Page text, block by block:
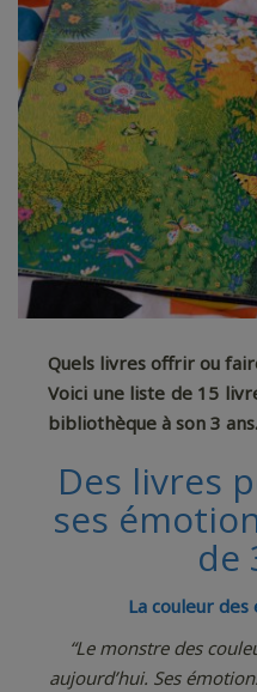
0
Quels livres offrir ou
Voici une liste de 15
bibliothèque à son 3
Des livres
ses
de
La couleur
“Le monstre des
aujourd’hui. Ses